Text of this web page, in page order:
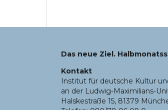
Das neue Ziel.
Kontakt
Institut für deutsche Kultur
an der Ludwig-Maximilians-
Halskestraße 15, 81379